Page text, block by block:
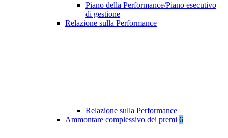
Piano della Performance/Piano esecutivo
di gestione
Relazione sulla Performance
Relazione sulla Performance
Ammontare complessivo dei premi 6